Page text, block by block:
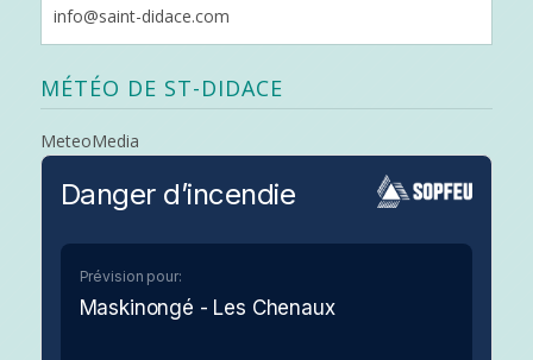
info@saint-didace.com
MÉTÉO DE ST-DIDACE
MeteoMedia
Danger d’incendie
Prévision pour:
Maskinongé - Les Chenaux